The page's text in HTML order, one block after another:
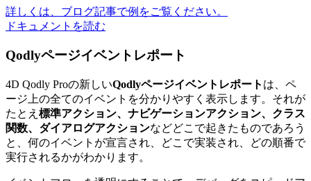
詳しくは、ブログ記事で例をご覧ください。
ドキュメントを読む
Qodlyページイベントレポート
4D Qodly Proの新しいQodlyページイベントレポート は、ペ
ージ上の全てのイベントを分かりやすく表示します。それが
たとえ 標準アクション、ナビゲーションアクション、クラス
関数、ダイアログアクションなどどこで起きたものであろう
と、何のイベントが宣言され、どこで実装され、どの順番で
実行されるかがわかります。